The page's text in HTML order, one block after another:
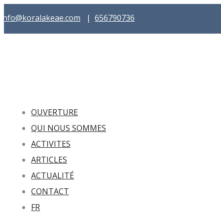
info@koralakeae.com | 656790736
OUVERTURE
QUI NOUS SOMMES
ACTIVITES
ARTICLES
ACTUALITÉ
CONTACT
FR